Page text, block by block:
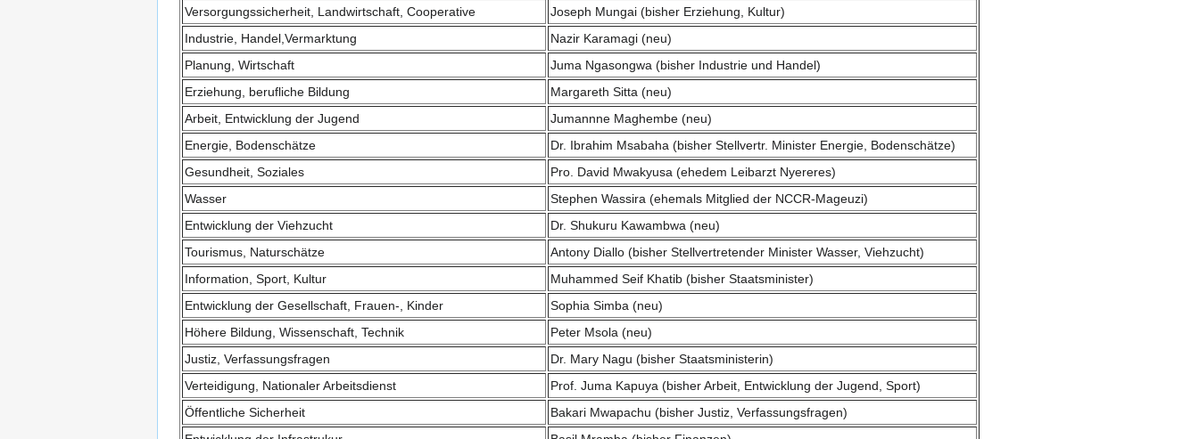
Versorgungssicherheit, Landwirtschaft, Cooperative
Joseph Mungai (bisher Erziehung, Kultur)
Industrie, Handel,Vermarktung
Nazir Karamagi (neu)
Planung, Wirtschaft
Juma Ngasongwa (bisher Industrie und Handel)
Erziehung, berufliche Bildung
Margareth Sitta (neu)
Arbeit, Entwicklung der Jugend
Jumannne Maghembe (neu)
Energie, Bodenschätze
Dr. Ibrahim Msabaha (bisher Stellvertr. Minister Energie, Bodenschätze)
Gesundheit, Soziales
Pro. David Mwakyusa (ehedem Leibarzt Nyereres)
Wasser
Stephen Wassira (ehemals Mitglied der NCCR-Mageuzi)
Entwicklung der Viehzucht
Dr. Shukuru Kawambwa (neu)
Tourismus, Naturschätze
Antony Diallo (bisher Stellvertretender Minister Wasser, Viehzucht)
Information, Sport, Kultur
Muhammed Seif Khatib (bisher Staatsminister)
Entwicklung der Gesellschaft, Frauen-, Kinder
Sophia Simba (neu)
Höhere Bildung, Wissenschaft, Technik
Peter Msola (neu)
Justiz, Verfassungsfragen
Dr. Mary Nagu (bisher Staatsministerin)
Verteidigung, Nationaler Arbeitsdienst
Prof. Juma Kapuya (bisher Arbeit, Entwicklung der Jugend, Sport)
Öffentliche Sicherheit
Bakari Mwapachu (bisher Justiz, Verfassungsfragen)